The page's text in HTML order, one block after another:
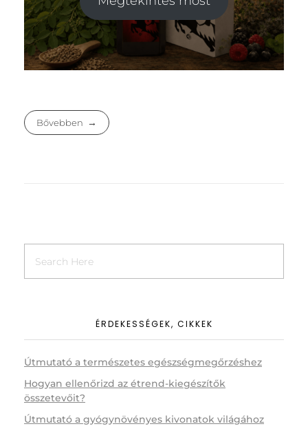
Bővebben
ÉRDEKESSÉGEK, CIKKEK
Útmutató a természetes egészségmegőrzéshez
Hogyan ellenőrizd az étrend-kiegészítők
összetevőit?
Útmutató a gyógynövényes kivonatok világához